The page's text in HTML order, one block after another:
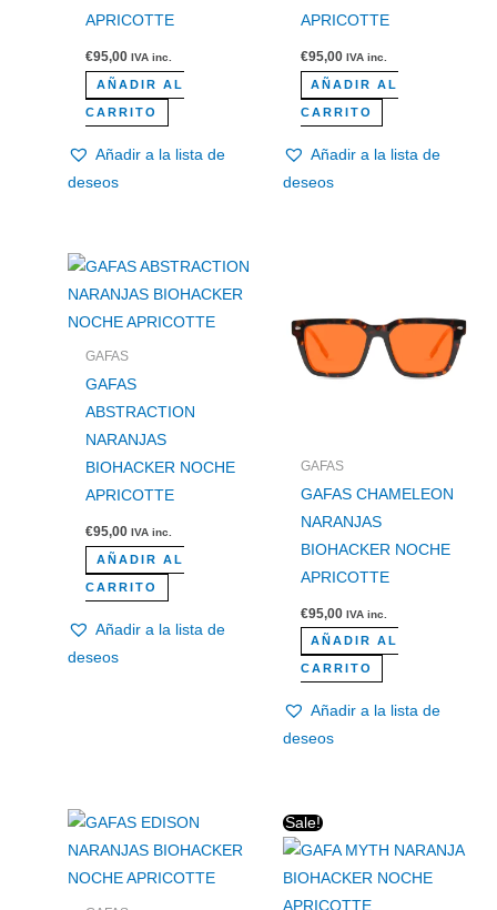
APRICOTTE
€95,00 IVA inc.
AÑADIR AL
CARRITO
Añadir a la lista de
deseos
APRICOTTE
€95,00 IVA inc.
AÑADIR AL
CARRITO
Añadir a la lista de
deseos
GAFAS
GAFAS
ABSTRACTION
NARANJAS
BIOHACKER NOCHE
APRICOTTE
€95,00 IVA inc.
AÑADIR AL
CARRITO
Añadir a la lista de
deseos
GAFAS
GAFAS CHAMELEON
NARANJAS
BIOHACKER NOCHE
APRICOTTE
€95,00 IVA inc.
AÑADIR AL
CARRITO
Añadir a la lista de
deseos
Sale!
original
era:
€95,00.
actual
es:
€85,50.